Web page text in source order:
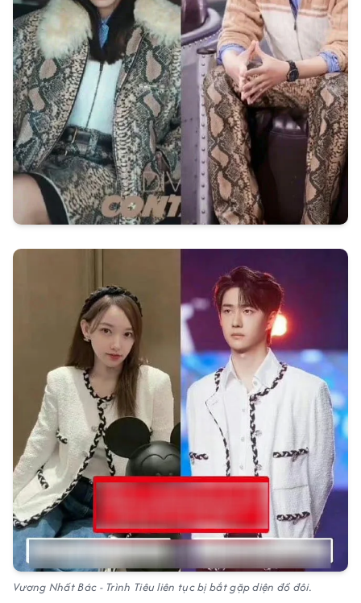
Vương Nhất Bác - Trình Tiêu liên tục bị bắt gặp diện đồ đôi.